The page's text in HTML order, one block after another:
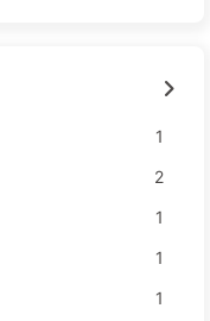
1
2
1
1
1